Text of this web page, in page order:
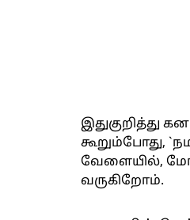
இதுகுறித்து
கூறும்போது,
வேளையில்,
வருகிறோம்.